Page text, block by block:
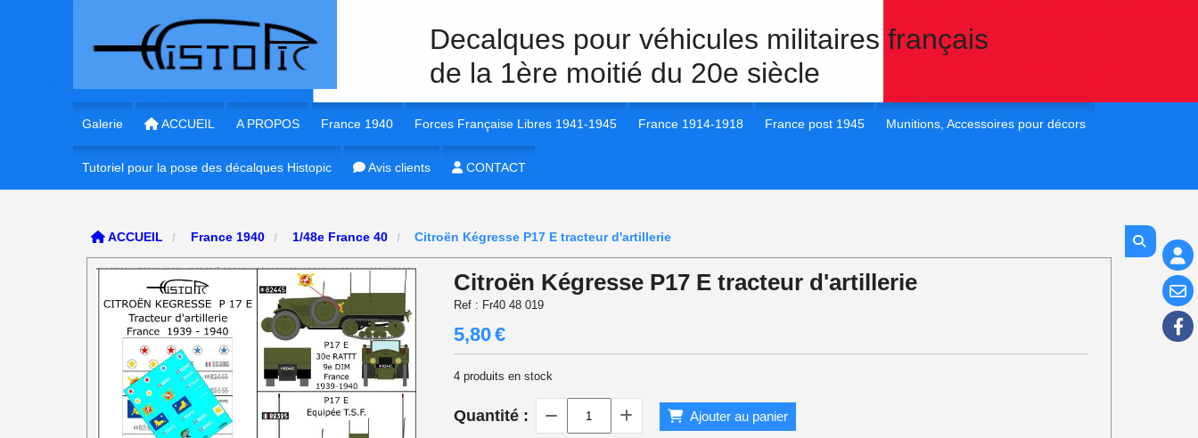
Decalques pour véhicules militaires français
de la 1ère moitié du 20e siècle
Galerie ACCUEIL A PROPOS France 1940
1/35e France 40 Véhicules et unités
1/72e France 40
1/16e France 40
1/56e France 1940
1/48e France 40
1/87e France 1940
Forces Française Libres 1941-1945
1/35e FFL 1941-1945
1/16e FFL 1941-1945
1/56e FFL 1941-1945
1/48e FFL 1941-1945
1/87e FFL 1941-1945
France 1914-1918
1/16e France 1914-1918
France post 1945
1/72e France post 45
Munitions, Accessoires pour décors
1/48e Eléments pour diorama
Tutoriel pour la pose des décalques Histopic Avis clients CONTACT
ACCUEIL France 1940 1/48e France 40 Citroën Kégresse P17 E tracteur d'artillerie
Citroën Kégresse P17 E tracteur d'artillerie
Ref : Fr40 48 019
5,80€
4produits en stock
Quantité : Ajouter au panier